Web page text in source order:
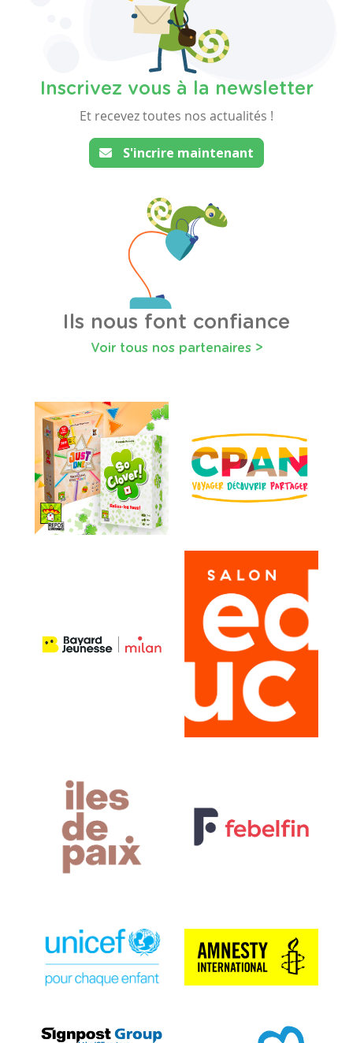
Inscrivez vous à la newsletter
Et recevez toutes nos actualités !
S'incrire maintenant
Ils nous font confiance
Voir tous nos partenaires >